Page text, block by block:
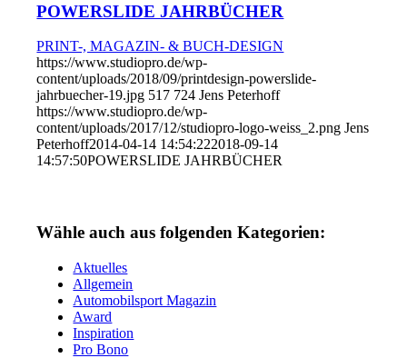
POWERSLIDE JAHRBÜCHER
PRINT-, MAGAZIN- & BUCH-DESIGN
https://www.studiopro.de/wp-
content/uploads/2018/09/printdesign-powerslide-
jahrbuecher-19.jpg 517 724 Jens Peterhoff
https://www.studiopro.de/wp-
content/uploads/2017/12/studiopro-logo-weiss_2.png Jens
Peterhoff2014-04-14 14:54:222018-09-14
14:57:50POWERSLIDE JAHRBÜCHER
Wähle auch aus folgenden Kategorien:
Aktuelles
Allgemein
Automobilsport Magazin
Award
Inspiration
Pro Bono